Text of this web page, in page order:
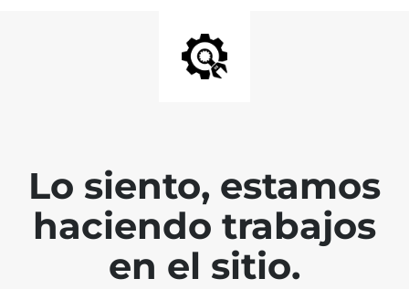
Lo siento, estamos
haciendo trabajos
en el sitio.